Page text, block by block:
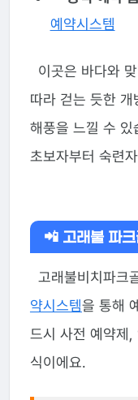
예약시스템
이곳은 바다와
따라 걷는 듯한
해풍을 느낄 수 있
초보자부터 숙련
📲 고래불 파
고래불비치파크
약시스템을 통해
드시 사전 예약제
식이에요.